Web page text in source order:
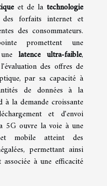
et de la technologie
forfaits internet et
des consommateurs.
promettent une
latence ultra-faible,
des offres de
par sa capacité à
de données à la
la demande croissante
et d'envoi
5G ouvre la voie à une
mobile atteint des
permettant ainsi
à une efficacité